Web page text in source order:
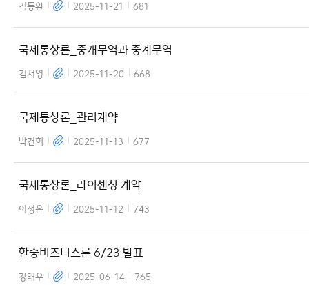
김동환 2025-11-21 681
국제통상론_중개무역과 중계무역
김서영 2025-11-20 668
국제통상론_관리계약
박건희 2025-11-13 677
국제통상론_라이센싱 계약
이정은 2025-11-12 743
한중비즈니스론 6/23 발표
강태우 2025-06-14 765